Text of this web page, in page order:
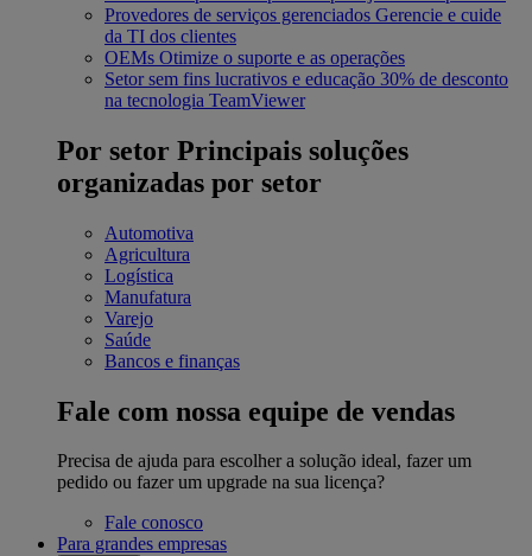
Provedores de serviços gerenciados Gerencie e cuide
da TI dos clientes
OEMs Otimize o suporte e as operações
Setor sem fins lucrativos e educação 30% de desconto
na tecnologia TeamViewer
Por setor Principais soluções
organizadas por setor
Automotiva
Agricultura
Logística
Manufatura
Varejo
Saúde
Bancos e finanças
Fale com nossa equipe de vendas
Precisa de ajuda para escolher a solução ideal, fazer um
pedido ou fazer um upgrade na sua licença?
Fale conosco
Para grandes empresas